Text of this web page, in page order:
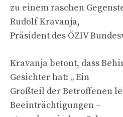
zu einem raschen
Rudolf Kravanja,
Präsident des ÖZIV
Kravanja betont, dass
Gesichter hat: „ Ein
Großteil der Betroffenen
Beeinträchtigungen –